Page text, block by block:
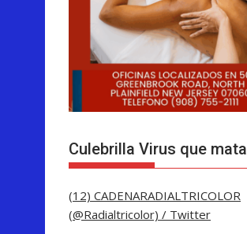
Culebrilla Virus que mata
(12) CADENARADIALTRICOLOR
(@Radialtricolor) / Twitter